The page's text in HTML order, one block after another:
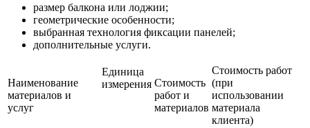
размер балкона или лоджии;
геометрические особенности;
выбранная технология фиксации панелей;
дополнительные услуги.
Наименование
материалов и
услуг
Единица
измерения Стоимость
работ и
материалов
Стоимость работ
(при
использовании
материала
клиента)